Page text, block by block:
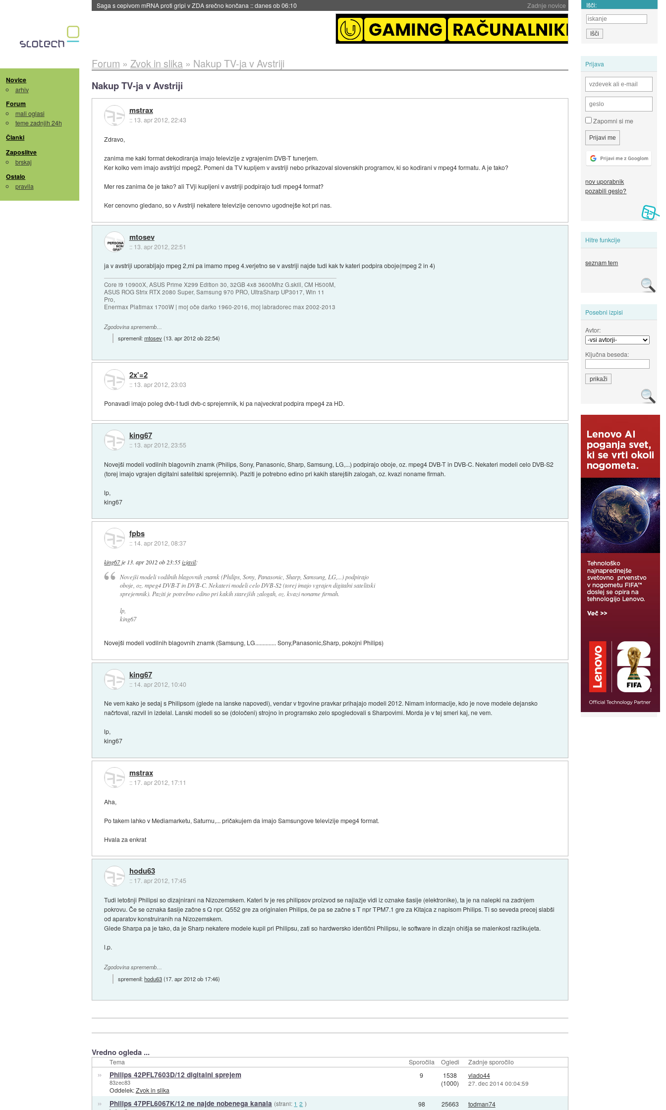
Zadnje novice
Saga s cepivom mRNA proti gripi v ZDA srečno končana ::danes ob 06:10 Išči:
Novice
arhiv
Forum
mali oglasi
teme zadnjih 24h
Članki
Zaposlitve
brskaj
Ostalo
pravila
Prijava
Zapomni si me
nov uporabnik
pozabili geslo?
Hitre funkcije
seznam tem
Posebni izpisi
Avtor:
Ključna beseda:
Forum » Zvok in slika» Nakup TV-ja v Avstriji
Nakup TV-ja v Avstriji
mstrax
:: 13. apr 2012, 22:43
Zdravo,
zanima me kaki format dekodiranja imajo televizije z vgrajenim DVB-T tunerjem.
Ker kolko vem imajo avstrijci mpeg2. Pomeni da TV kupljem v avstriji nebo prikazoval slovenskih programov, ki so kodirani v mpeg4 formatu. A je tako?
Mer res zanima če je tako? ali TVji kupljeni v avstriji podpirajo tudi mpeg4 format?
Ker cenovno gledano, so v Avstriji nekatere televizije cenovno ugodnejše kot pri nas.
mtosev
:: 13. apr 2012, 22:51
ja v avstriji uporabljajo mpeg 2,mi pa imamo mpeg 4.verjetno se v avstriji najde tudi kak tv kateri podpira oboje(mpeg 2 in 4)
Core i9 10900X, ASUS Prime X299 Edition 30, 32GB 4x8 3600Mhz G.skill, CM H500M,
ASUS ROG Strix RTX 2080 Super, Samsung 970 PRO, UltraSharp UP3017, Win 11
Pro,
Enermax Platimax 1700W | moj oče darko 1960-2016, moj labradorec max 2002-2013
Zgodovina sprememb…
spremenil:mtosev(13. apr 2012 ob 22:54)
2x'=2
:: 13. apr 2012, 23:03
Ponavadi imajo poleg dvb-t tudi dvb-c sprejemnik, ki pa najveckrat podpira mpeg4 za HD.
king67
:: 13. apr 2012, 23:55
Novejši modeli vodilnih blagovnih znamk (Philips, Sony, Panasonic, Sharp, Samsung, LG,...) podpirajo oboje, oz. mpeg4 DVB-T in DVB-C. Nekateri modeli celo DVB-S2
(torej imajo vgrajen digitalni satelitski sprejemnik). Paziti je potrebno edino pri kakih starejših zalogah, oz. kvazi noname firmah.
lp,
king67
fpbs
:: 14. apr 2012, 08:37
king67je 13. apr 2012 ob 23:55 izjavil:
Novejši modeli vodilnih blagovnih znamk (Philips, Sony, Panasonic, Sharp, Samsung, LG,...) podpirajo
oboje, oz. mpeg4 DVB-T in DVB-C. Nekateri modeli celo DVB-S2 (torej imajo vgrajen digitalni satelitski
sprejemnik). Paziti je potrebno edino pri kakih starejših zalogah, oz. kvazi noname firmah.
lp,
king67
Novejši modeli vodilnih blagovnih znamk (Samsung, LG.............. Sony,Panasonic,Sharp, pokojni Philips)
king67
:: 14. apr 2012, 10:40
Ne vem kako je sedaj s Philipsom (glede na lanske napovedi), vendar v trgovine pravkar prihajajo modeli 2012. Nimam informacije, kdo je nove modele dejansko
načrtoval, razvil in izdelal. Lanski modeli so se (določeni) strojno in programsko zelo spogledovali s Sharpovimi. Morda je v tej smeri kaj, ne vem.
lp,
king67
mstrax
:: 17. apr 2012, 17:11
Aha,
Po takem lahko v Mediamarketu, Saturnu,... pričakujem da imajo Samsungove televizije mpeg4 format.
Hvala za enkrat
hodu63
:: 17. apr 2012, 17:45
Tudi letošnji Philipsi so dizajnirani na Nizozemskem. Kateri tv je res philipsov proizvod se najlažje vidi iz oznake šasije (elektronike), ta je na nalepki na zadnjem
pokrovu. Če se oznaka šasije začne s Q npr. Q552 gre za originalen Philips, če pa se začne s T npr TPM7.1 gre za Kitajca z napisom Philips. Ti so seveda precej slabši
od aparatov konstruiranih na Nizozemskem.
Glede Sharpa pa je tako, da je Sharp nekatere modele kupil pri Philipsu, zati so hardwersko identični Philipsu, le software in dizajn ohišja se malenkost razlikujeta.
l.p.
Zgodovina sprememb…
spremenil:hodu63(17. apr 2012 ob 17:46)
Vredno ogleda ...
Tema Sporočila Ogledi Zadnje sporočilo
» Philips 42PFL7603D/12 digitalni sprejem
83zec83
Oddelek:Zvok in slika
9
1538
(1000)
vlado44
27. dec 2014 00:04:59
» Philips 47PFL6067K/12 ne najde nobenega kanala (strani: 1 2 )
98
25663
todman74